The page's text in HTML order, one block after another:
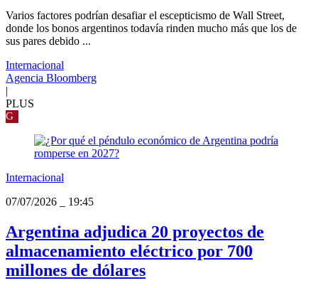
Varios factores podrían desafiar el escepticismo de Wall Street,
donde los bonos argentinos todavía rinden mucho más que los de
sus pares debido ...
Internacional
Agencia Bloomberg
|
PLUS
G
Internacional
07/07/2026
19:45
Argentina adjudica 20 proyectos de
almacenamiento eléctrico por 700
millones de dólares